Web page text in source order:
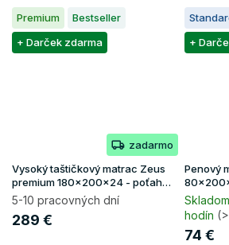
Premium
Bestseller
+ Darček zdarma
zadarmo
Vysoký taštičkový matrac Zeus
premium 180x200x24 - poťah
Aloe Vera
5-10 pracovných dní
289 €
+
Penový
hodín
74 €